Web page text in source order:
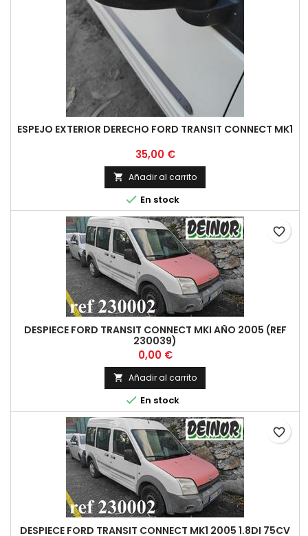
ESPEJO EXTERIOR DERECHO FORD TRANSIT CONNECT MK1
Precio
35,00 €
 Añadir al carrito
 En stock
DESPIECE FORD TRANSIT CONNECT MKI AÑO 2005 (REF
230039)
Precio
0,00 €
 Añadir al carrito
 En stock
favorite_border
DESPIECE FORD TRANSIT CONNECT MK1 2005 1.8DI 75CV
favorite_border